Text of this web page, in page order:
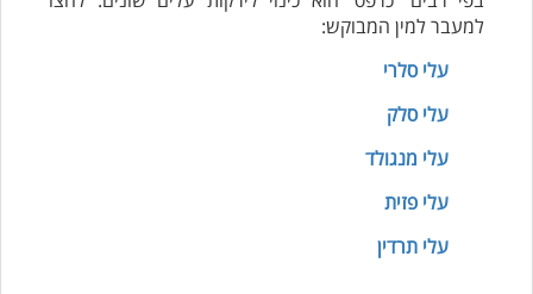
למעבר למין המבוקש:
עלי סלרי
עלי סלק
עלי מנגולד
עלי פזית
עלי תרדין